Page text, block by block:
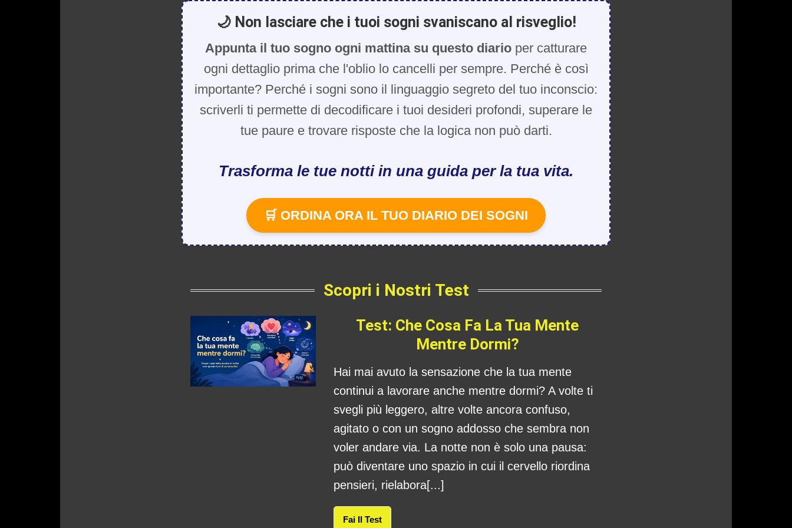
🌙 Non lasciare che i tuoi sogni svaniscano al risveglio!
Appunta il tuo sogno ogni mattina su questo diario per catturare
ogni dettaglio prima che l'oblio lo cancelli per sempre. Perché è così
importante? Perché i sogni sono il linguaggio segreto del tuo inconscio:
scriverli ti permette di decodificare i tuoi desideri profondi, superare le
tue paure e trovare risposte che la logica non può darti.
Trasforma le tue notti in una guida per la tua vita.
🛒 ORDINA ORA IL TUO DIARIO DEI SOGNI
Scopri i Nostri Test
Test: Che Cosa Fa La Tua Mente
Mentre Dormi?
Hai mai avuto la sensazione che la tua mente
continui a lavorare anche mentre dormi? A volte ti
svegli più leggero, altre volte ancora confuso,
agitato o con un sogno addosso che sembra non
voler andare via. La notte non è solo una pausa:
può diventare uno spazio in cui il cervello riordina
pensieri, rielabora[...]
Fai Il Test